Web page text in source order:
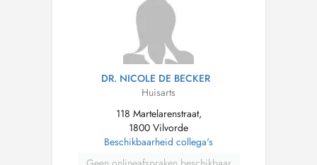
DR. NICOLE DE BECKER
Huisarts
118 Martelarenstraat,
1800 Vilvorde
Beschikbaarheid collega's